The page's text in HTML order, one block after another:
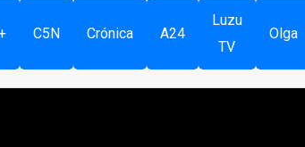
C5N Crónica A24
Luzu
TV
Olga